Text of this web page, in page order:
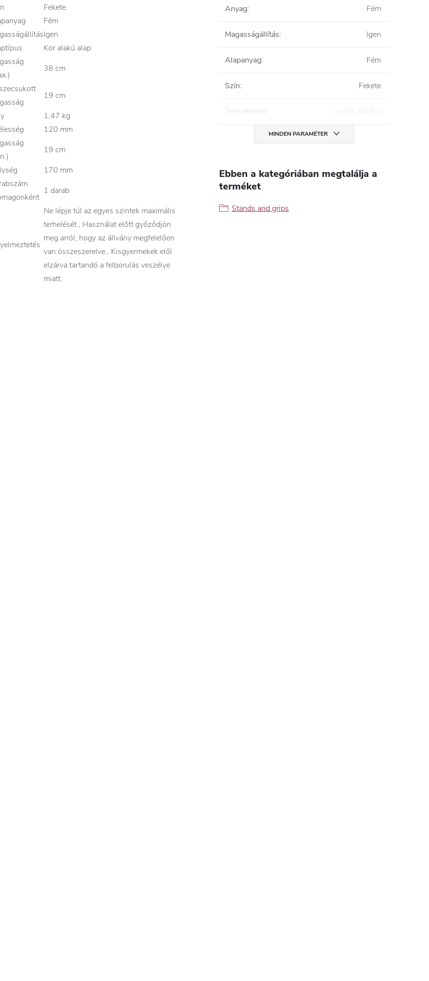
Fekete
Fém
Igen
Kör alakú alap
38 cm
19 cm
1,47 kg
120 mm
19 cm
170 mm
1 darab
Ne lépje túl az egyes szintek maximális
terhelését., Használat előtt győződjön
meg arról, hogy az állvány megfelelően
van összeszerelve., Kisgyermekek elől
elzárva tartandó a felborulás veszélye
miatt.
Anyag: Fém
Magasságállítás: Igen
Alapanyag: Fém
Szín: Fekete
Terméktípus: asztali állvány
MINDEN PARAMÉTER
Ebben a kategóriában megtalálja a
terméket
Stands and grips